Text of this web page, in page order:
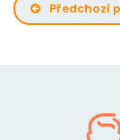
Předchozí